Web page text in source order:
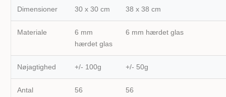
Dimensioner 30 x 30 cm 38 x 38 cm
Materiale
6 mm
hærdet glas
6 mm hærdet glas
Nøjagtighed +/- 100g +/- 50g
Antal
56 56